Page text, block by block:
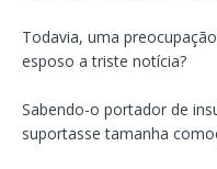
Todavia, uma
esposo a triste notícia?
Sabendo-o portador de
suportasse tamanha